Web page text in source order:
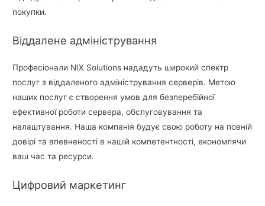
покупки.
Віддалене адміністрування
Професіонали NIX Solutions нададуть широкий спектр
послуг з віддаленого адміністрування серверів. Метою
наших послуг є створення умов для безперебійної
ефективної роботи сервера, обслуговування та
налаштування. Наша компанія будує свою роботу на повній
довірі та впевненості в нашій компетентності, економлячи
ваш час та ресурси.
Цифровий маркетинг